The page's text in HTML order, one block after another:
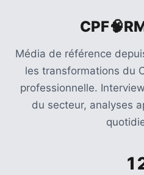
Média de référence
les transformations du
professionnelle.
du secteur, analyses